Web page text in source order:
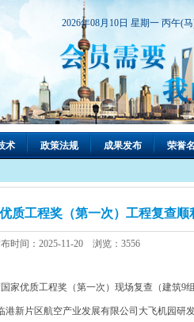
2026年08月10日 星期一 丙午(
术 政策法规 成果发布 荣誉
质工程奖（第一次）工程复查顺
时间：2025-11-20 浏览：3556
优质工程奖（第一次）现场复查（建筑9
新片区航空产业发展有限公司大飞机园研